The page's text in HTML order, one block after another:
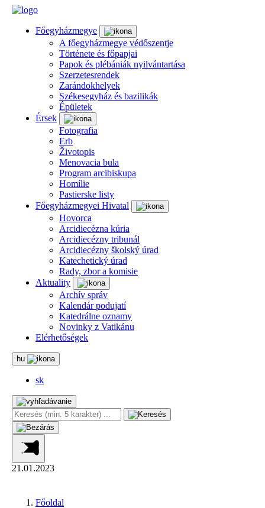
Főegyházmegye
A főegyházmegye védőszentje
Története és főpapjai
Papok és plébániák nyilvántartása
Szerzetesrendek
Zarándokhelyek
Székesegyház és bazilikák
Épületek
Érsek
Fotografia
Erb
Životopis
Menovacia bula
Program arcibiskupa
Homílie
Pastierske listy
Főegyházmegyei Hivatal
Hovorca
Arcidiecézna kúria
Arcidiecézny tribunál
Arcidiecézny školský úrad
Katechetický úrad
Rady, zbor a komisie
Aktuality
Archív správ
Kalendár podujatí
Katedrálne oznamy
Novinky z Vatikánu
Elérhetőségek
hu
sk
21.01.2023
Főoldal